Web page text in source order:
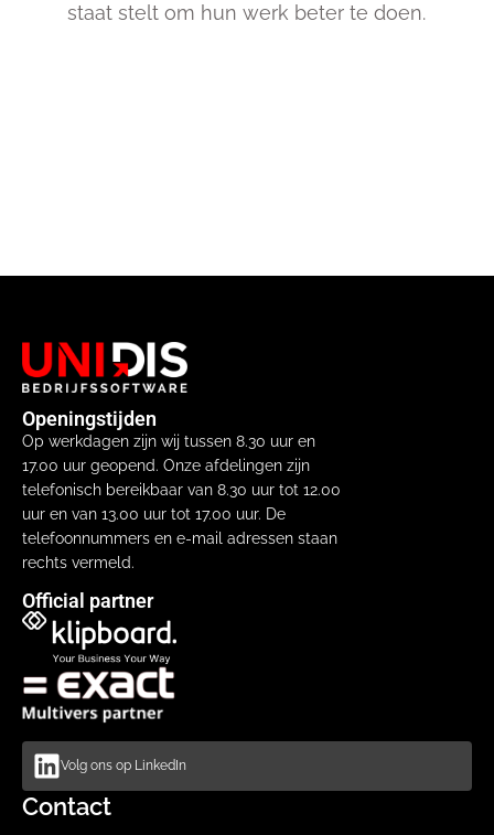
staat stelt om hun werk beter te doen.
Openingstijden
Op werkdagen zijn wij tussen 8.30 uur en
17.00 uur geopend. Onze afdelingen zijn
telefonisch bereikbaar van 8.30 uur tot 12.00
uur en van 13.00 uur tot 17.00 uur. De
telefoonnummers en e-mail adressen staan
rechts vermeld.
Official partner
Volg ons op LinkedIn
Contact